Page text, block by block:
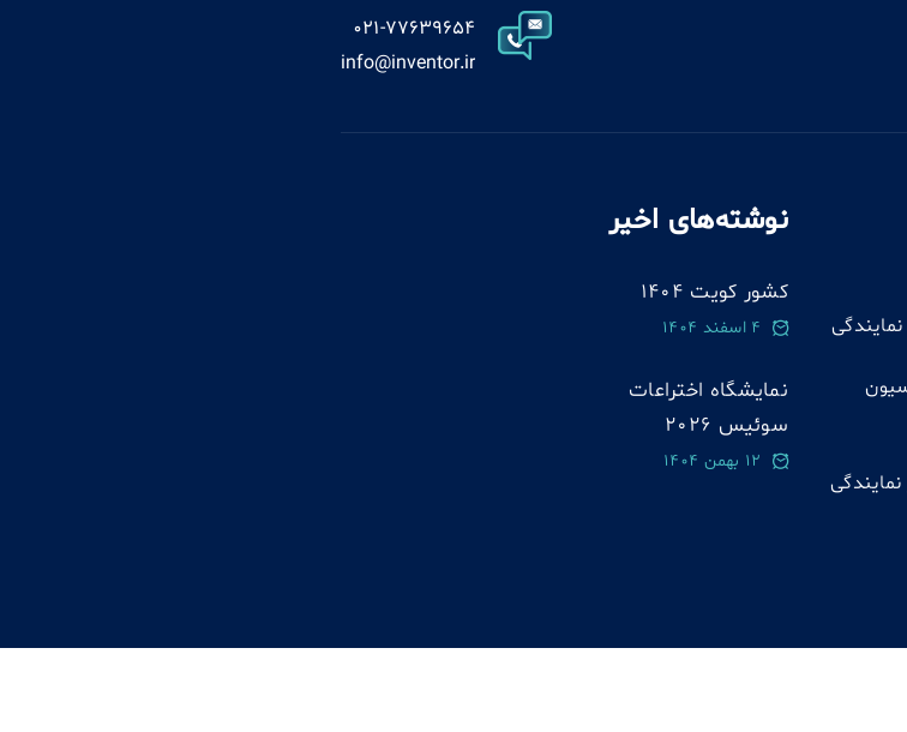
021-77639654
info@inventor.ir
نوشته‌های اخیر
کشور کویت 1404
4 اسفند 1404
نمایشگاه اختراعات
سوئيس 2026
12 بهمن 1404